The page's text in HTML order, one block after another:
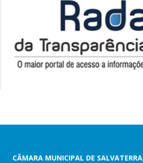
CÂMARA MUNICIPAL DE SALVATERRA